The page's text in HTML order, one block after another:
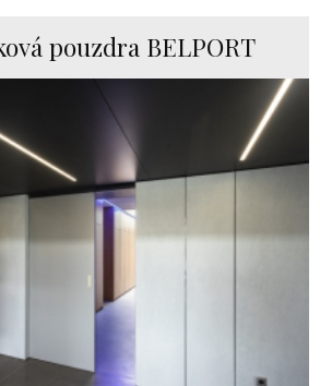
pouzdra BELPORT